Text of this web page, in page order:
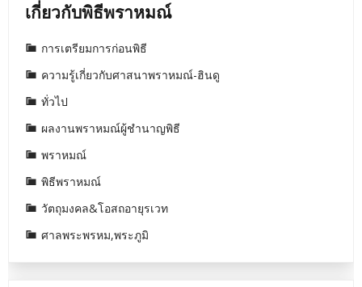
เกี่ยวกับพิธีพราหมณ์
การเตรียมการก่อนพิธี
ความรู้เกี่ยวกับศาสนาพราหมณ์-ฮินดู
ทั่วไป
ผลงานพราหมณ์ผู้ชำนาญพิธี
พราหมณ์
พิธีพราหมณ์
วัตถุมงคล&โอสถอายุรเวท
ศาลพระพรหม,พระภูมิ